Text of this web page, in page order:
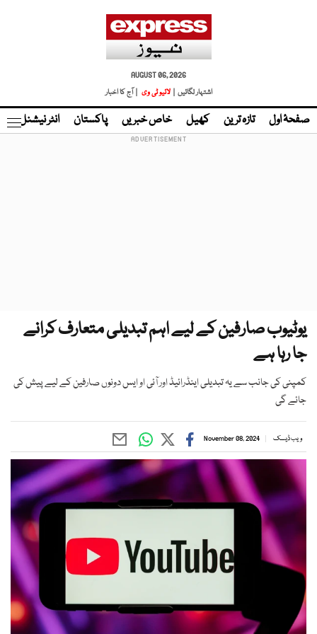
AUGUST 06, 2026
اشتہار لگائیں |
لائیو ٹی وی | آج کا اخبار
صفحۂ اول تازہ ترین کھیل خاص خبریں پاکستان انٹر نیشنل
یوٹیوب صارفین کے لیے اہم تبدیلی متعارف کرانے
جا رہا ہے
کمپنی کی جانب سے یہ تبدیلی اینڈرائیڈ اور آئی او ایس دونوں صارفین کے لیے پیش کی
جائے گی
ویب ڈیسک November 08, 2024